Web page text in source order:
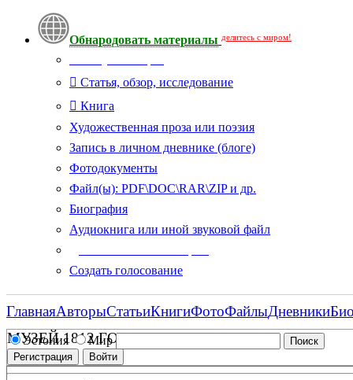
Обнародовать материалы делитесь с миром!
Статья, обзор, исследование
Книга
Художественная проза или поэзия
Запись в личном дневнике (блоге)
Фотодокументы
Файл(ы): PDF\DOC\RAR\ZIP и др.
Биография
Аудиокнига или иной звуковой файл
Создать голосование
Эстония Мир
ГлавнаяАвторыСтатьиКнигиФотоФайлыДневники
МУЗЕЙ 1812 ГОДА
Регистрация Войти